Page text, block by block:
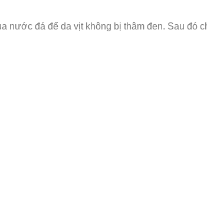
nước đá để da vịt không bị thâm đen. Sau đó